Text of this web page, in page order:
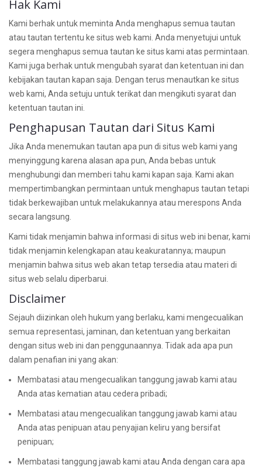
Hak Kami
Kami berhak untuk meminta Anda menghapus semua tautan
atau tautan tertentu ke situs web kami. Anda menyetujui untuk
segera menghapus semua tautan ke situs kami atas permintaan.
Kami juga berhak untuk mengubah syarat dan ketentuan ini dan
kebijakan tautan kapan saja. Dengan terus menautkan ke situs
web kami, Anda setuju untuk terikat dan mengikuti syarat dan
ketentuan tautan ini.
Penghapusan Tautan dari Situs Kami
Jika Anda menemukan tautan apa pun di situs web kami yang
menyinggung karena alasan apa pun, Anda bebas untuk
menghubungi dan memberi tahu kami kapan saja. Kami akan
mempertimbangkan permintaan untuk menghapus tautan tetapi
tidak berkewajiban untuk melakukannya atau merespons Anda
secara langsung.
Kami tidak menjamin bahwa informasi di situs web ini benar, kami
tidak menjamin kelengkapan atau keakuratannya; maupun
menjamin bahwa situs web akan tetap tersedia atau materi di
situs web selalu diperbarui.
Disclaimer
Sejauh diizinkan oleh hukum yang berlaku, kami mengecualikan
semua representasi, jaminan, dan ketentuan yang berkaitan
dengan situs web ini dan penggunaannya. Tidak ada apa pun
dalam penafian ini yang akan:
Membatasi atau mengecualikan tanggung jawab kami atau
Anda atas kematian atau cedera pribadi;
Membatasi atau mengecualikan tanggung jawab kami atau
Anda atas penipuan atau penyajian keliru yang bersifat
penipuan;
Membatasi tanggung jawab kami atau Anda dengan cara apa